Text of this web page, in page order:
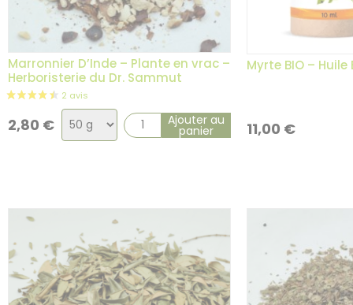
Marronnier D’Inde – Plante en vrac –
Herboristerie du Dr. Sammut
2,80 €
Choix
de
Ajouter au
panier
Myrte BIO –
11,00 €